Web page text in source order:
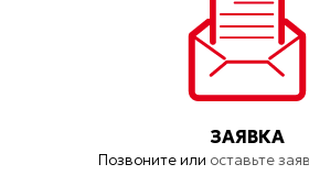
ЗАЯВКА
Позвоните или оставьте